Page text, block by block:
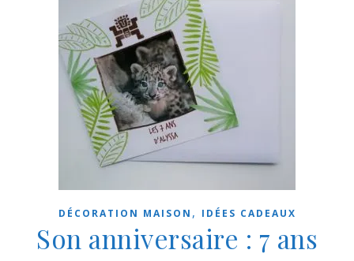
DÉCORATION MAISON , IDÉES CADEAUX
Son anniversaire : 7 ans